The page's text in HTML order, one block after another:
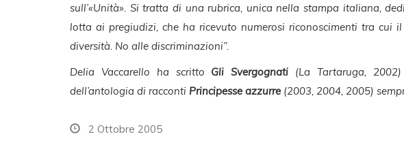
sull’«Unità». Si tratta di una rubrica, unica nella stampa italiana,
lotta ai pregiudizi, che ha ricevuto numerosi riconoscimenti tra cui
diversità. No alle discriminazioni”.
Delia Vaccarello ha scritto Gli Svergognati (La Tartaruga,
dell’antologia di racconti Principesse azzurre (2003, 2004, 2005)
2 Ottobre 2005